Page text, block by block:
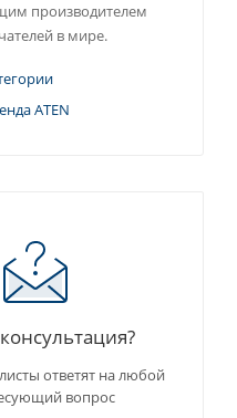
производителем
в мире.
ATEN
ответят на любой
вопрос